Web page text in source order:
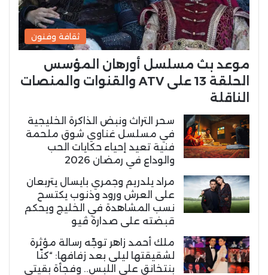
ثقافة وفنون
موعد بث مسلسل أورهان المؤسس
الحلقة 13 على ATV والقنوات والمنصات
الناقلة
سحر التراث ونبض الذاكرة الخليجية
في مسلسل غناوي شوق ملحمة
فنية تعيد إحياء حكايات الحب
والوداع في رمضان 2026
مراد يلدريم وجمري بايسال يتربعان
على العرش ورود وذنوب يكتسح
نسب المشاهدة في الخليج ويحكم
قبضته على صدارة ڤيو
ملك أحمد زاهر توجّه رسالة مؤثرة
لشقيقتها ليلى بعد زفافها: “كنّا
بنتخانق على اللبس.. وفجأة بقيتي